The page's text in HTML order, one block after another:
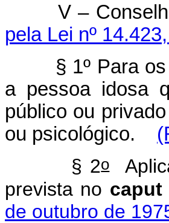
V –
pela Lei nº
§ 1º Para
a pessoa idosa
público ou
ou psicológico.
§ 2o
prevista no caput
de outubro de